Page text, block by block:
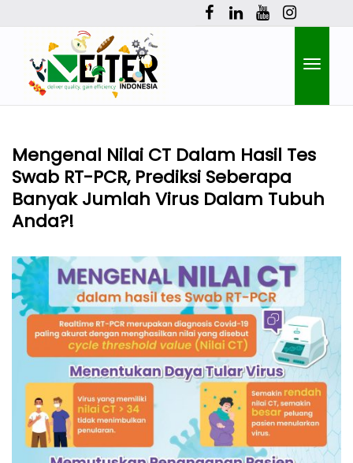
Mengenal Nilai CT Dalam Hasil Tes
Swab RT-PCR, Prediksi Seberapa
Banyak Jumlah Virus Dalam Tubuh
Anda?!